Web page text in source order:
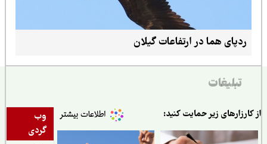
ردپای هما در ارتفاعات گیلان
تبلیغات
وب
گردی
زیر حمایت کنید: